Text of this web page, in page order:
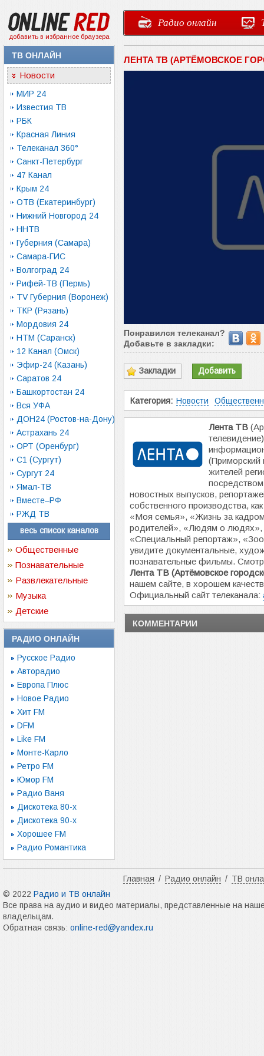
добавить в избранное браузера
Радио онлайн
ТВ ОНЛАЙН
Новости
МИР 24
Известия ТВ
РБК
Красная Линия
Телеканал 360°
Санкт-Петербург
47 Канал
Крым 24
ОТВ (Екатеринбург)
Нижний Новгород 24
ННТВ
Губерния (Самара)
Самара-ГИС
Волгоград 24
Рифей-ТВ (Пермь)
TV Губерния (Воронеж)
ТКР (Рязань)
Мордовия 24
НТМ (Саранск)
12 Канал (Омск)
Эфир-24 (Казань)
Саратов 24
Башкортостан 24
Вся УФА
ДОН24 (Ростов-на-Дону)
Астрахань 24
ОРТ (Оренбург)
С1 (Сургут)
Сургут 24
Ямал-ТВ
Вместе–РФ
РЖД ТВ
весь список каналов
Общественные
Познавательные
Развлекательные
Музыка
Детские
РАДИО ОНЛАЙН
Русское Радио
Авторадио
Европа Плюс
Новое Радио
Хит FM
DFM
Like FM
Монте-Карло
Ретро FM
Юмор FM
Радио Ваня
Дискотека 80-х
Дискотека 90-х
Хорошее FM
Радио Романтика
ЛЕНТА ТВ (АРТЁМОВСКОЕ
Понравился телеканал?
Добавьте в закладки:
Закладки Добавить
Категория: Новости
Лента ТВ
(Приморский
жителей
новостных выпусков,
собственного производства,
«Моя семья», «Жизнь за
родителей», «Людям о
«Специальный репортаж»,
увидите документальные,
познавательные фильмы.
Лента ТВ (Артёмовское
нашем сайте, в хорошем
Официальный сайт телеканала:
КОММЕНТАРИИ
Главная / Радио онлайн / ТВ
© 2022 Радио и ТВ онлайн
Все права на аудио и видео материалы, представленные на
владельцам.
Обратная связь: online-red@yandex.ru